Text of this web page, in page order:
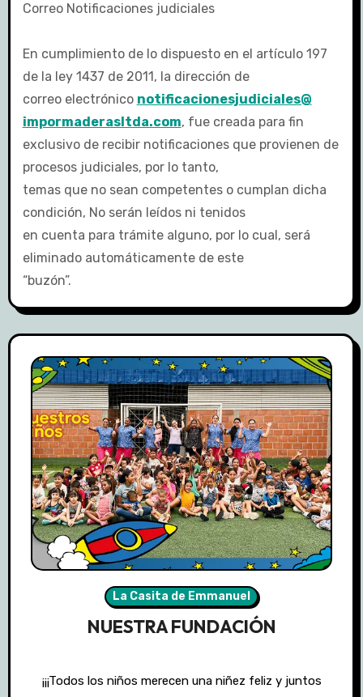
Correo Notificaciones judiciales
En cumplimiento de lo dispuesto en el artículo 197
de la ley 1437 de 2011, la dirección de
correo electrónico notificacionesjudiciales@
impormaderasltda.com, fue creada para fin
exclusivo de recibir notificaciones que provienen de
procesos judiciales, por lo tanto,
temas que no sean competentes o cumplan dicha
condición, No serán leídos ni tenidos
en cuenta para trámite alguno, por lo cual, será
eliminado automáticamente de este
“buzón”.
La Casita de Emmanuel
NUESTRA FUNDACIÓN
¡¡¡Todos los niños merecen una niñez feliz y juntos